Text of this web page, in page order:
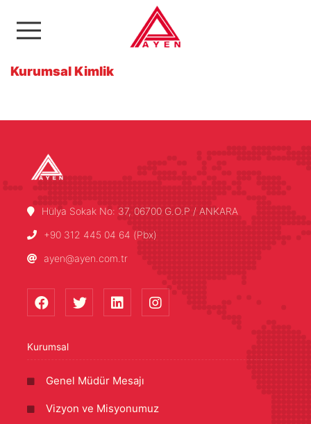
Ayen Enerji A.Ş
Kurumsal Kimlik
Hülya Sokak No: 37, 06700 G.O.P / ANKARA
+90 312 445 04 64 (Pbx)
ayen@ayen.com.tr
Kurumsal
Genel Müdür Mesajı
Vizyon ve Misyonumuz